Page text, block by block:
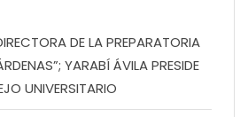
DE LA PREPARATORIA
YARABÍ ÁVILA PRESIDE
UNIVERSITARIO